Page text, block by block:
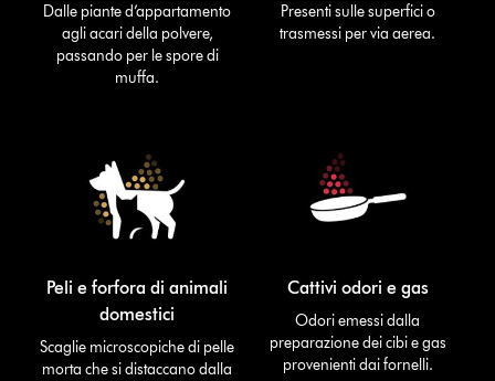
Dalle piante d’appartamento
agli acari della polvere,
passando per le spore di
muffa.
Presenti sulle superfici o
trasmessi per via aerea.
Peli e forfora di animali
domestici
Scaglie microscopiche di pelle
morta che si distaccano dalla
Cattivi odori e gas
Odori emessi dalla
preparazione dei cibi e gas
provenienti dai fornelli.